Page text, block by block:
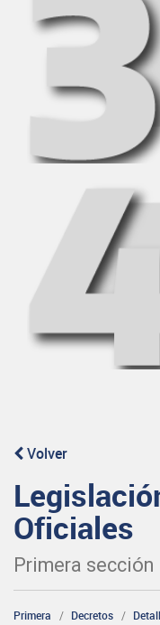
Volver
Oficiales
Primera sección
Primera Decretos